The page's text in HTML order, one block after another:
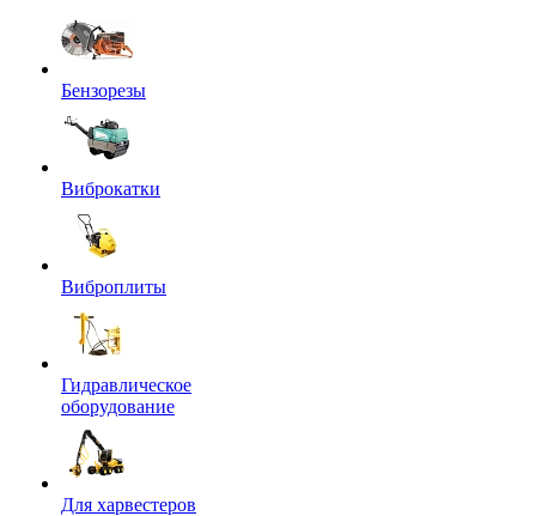
Бензорезы
Виброкатки
Виброплиты
Гидравлическое
оборудование
Для харвестеров